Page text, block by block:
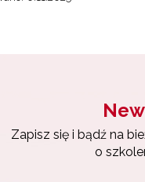
Zapisz się i bądź na
o